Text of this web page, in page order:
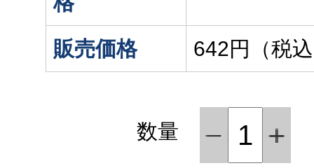
販売価格 642円（税
数量